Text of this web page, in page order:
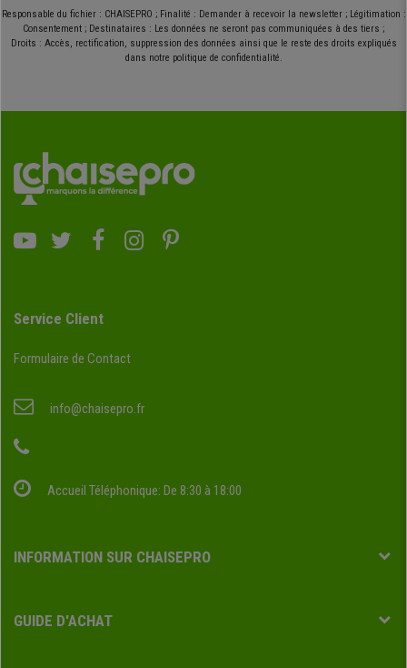
Responsable du fichier : CHAISEPRO ; Finalité : Demander à recevoir la newsletter ; Légitimation :
Consentement ; Destinataires : Les données ne seront pas communiquées à des tiers ;
Droits : Accès, rectification, suppression des données ainsi que le reste des droits expliqués
dans notre politique de confidentialité.
Service Client
Formulaire de Contact
info@chaisepro.fr
Accueil Téléphonique: De 8:30 à 18:00
INFORMATION SUR CHAISEPRO
GUIDE D'ACHAT